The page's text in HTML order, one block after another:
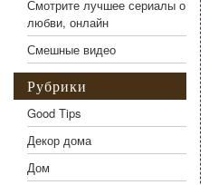
Смотрите лучшее сериалы о
любви, онлайн
Смешные видео
Рубрики
Good Tips
Декор дома
Дом